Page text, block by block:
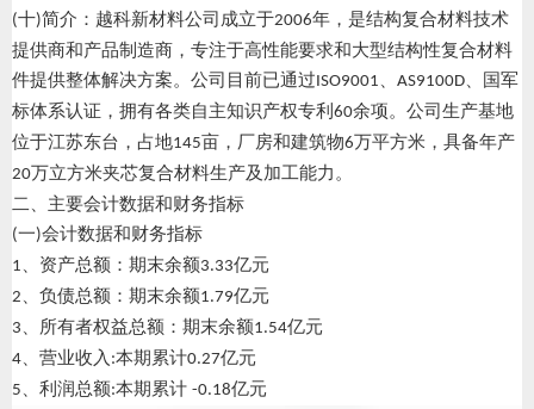
(十)简介：越科新材料公司成立于2006年，是结构复合材料技术
提供商和产品制造商，专注于高性能要求和大型结构性复合材料
件提供整体解决方案。公司目前已通过ISO9001 AS9100D 、国军
标体系认证，拥有各类自主知识产权专利 60余项。公司生产基地
位于江苏东台，占地145亩，厂房和建筑物6万平方米，具备年产
20万立方米夹芯复合材料生产及加工能力。
二、主要会计数据和财务指标
(一)会计数据和财务指标
1 、资产总额：期末余额3.33亿元
2 、负债总额：期末余额1.79亿元
3 、所有者权益总额：期末余额1.54亿元
4 、营业收入 :本期累计0.27亿元
5 、利润总额:本期累计 -0.18亿元